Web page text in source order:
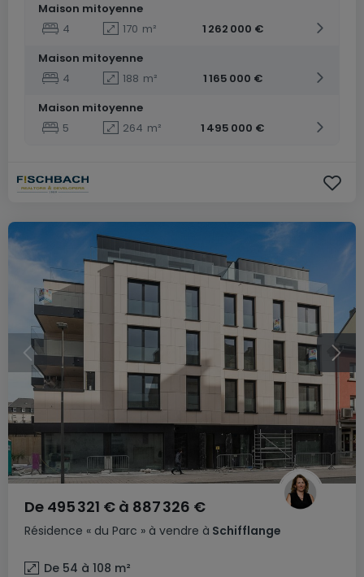
Maison mitoyenne
4
170 m²
1 262 000 €
Maison mitoyenne
4
188 m²
1 165 000 €
Maison mitoyenne
5
264 m² 1 495 000 €
Résidence « du Parc » à vendre à Schifflange
De 495 321 € à 887 326 €
De 54 à 108 m²